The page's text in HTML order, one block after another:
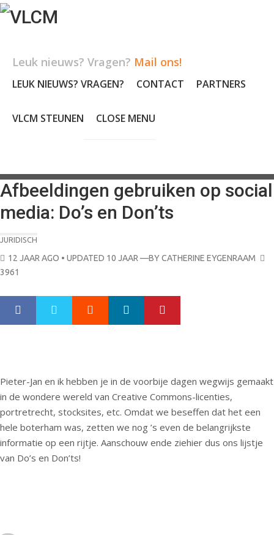
Skip
Leuk nieuws? Vragen? Mail ons!
LEUK NIEUWS? VRAGEN? CONTACT PARTNERS
VLCM STEUNEN CLOSE MENU
Afbeeldingen gebruiken op social
media: Do’s en Don’ts
JURIDISCH
POSTED
ON
12 JAAR AGO • UPDATED 10 JAAR —BYCATHERINE EYGENRAAM
3961
Google+ LinkedIn
Pieter-Jan en ik hebben je in de voorbije dagen wegwijs gemaakt
in de wondere wereld van Creative Commons-licenties,
portretrecht, stocksites, etc. Omdat we beseffen dat het een
hele boterham was, zetten we nog ’s even de belangrijkste
informatie op een rijtje. Aanschouw ende ziehier dus ons lijstje
van Do’s en Don’ts!